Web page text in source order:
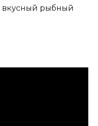
вкусный рыбный